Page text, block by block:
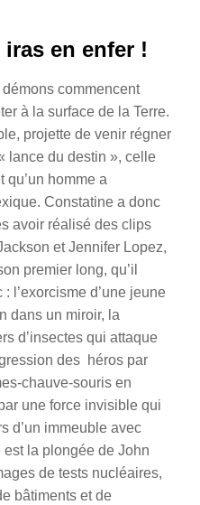
en enfer !
commencent
à la surface de la Terre.
projette de venir régner
lance du destin », celle
qu’un homme a
Constatine a donc
avoir réalisé des clips
et Jennifer Lopez,
premier long, qu’il
l’exorcisme d’une jeune
dans un miroir, la
d’insectes qui attaque
des héros par
chauve-souris en
une force invisible qui
d’un immeuble avec
la plongée de John
de tests nucléaires,
bâtiments et de